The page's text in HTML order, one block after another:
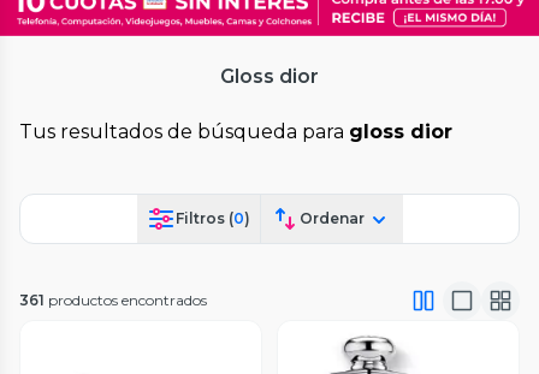
Gloss dior
Tus resultados de búsqueda para gloss dior
Filtros (0) Ordenar
361 productos encontrados